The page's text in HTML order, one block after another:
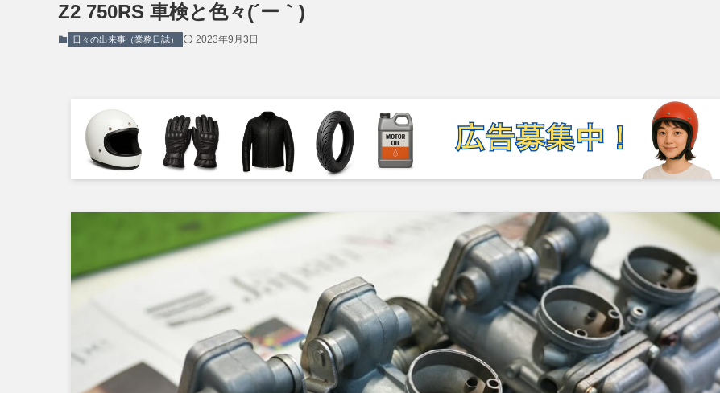
Z2 750RS 車検と色々(´ー｀)
日々の出来事（業務日誌） 2023年9月3日